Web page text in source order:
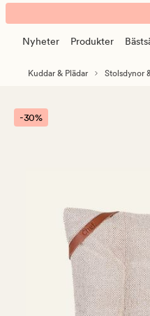
Teo
stolsdyna
beige
banner.
Klicka
ESCAPE
att
pausa.
Nyheter Produkter
Kuddar & Plädar Stolsdynor
-30%